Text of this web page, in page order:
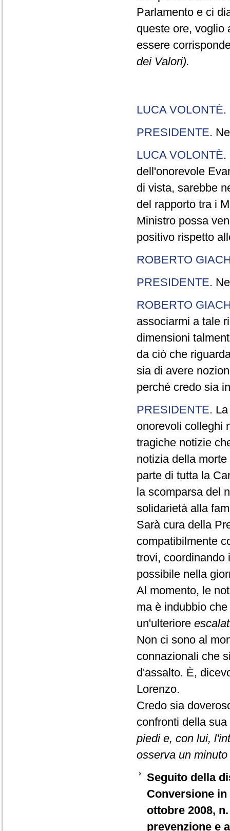
Parlamento e ci
queste ore, voglio
essere
dei Valori).
LUCA VOLONTÈ.
PRESIDENTE.
LUCA VOLONTÈ.
dell'onorevole
di vista, sarebbe
del rapporto tra i
Ministro possa
positivo rispetto
ROBERTO
PRESIDENTE.
ROBERTO
associarmi a tale
dimensioni
da ciò che
sia di avere
perché credo sia
PRESIDENTE.
onorevoli colleghi
tragiche notizie
notizia della
parte di tutta la
la scomparsa del
solidarietà alla
Sarà cura della
compatibilmente
trovi, coordinando
possibile nella
Al momento, le
ma è indubbio
un'ulteriore
Non ci sono al
connazionali che
d'assalto. È,
Lorenzo.
Credo sia
confronti della
piedi e, con lui,
osserva un
Seguito della
Conversione
ottobre 2008,
prevenzione e